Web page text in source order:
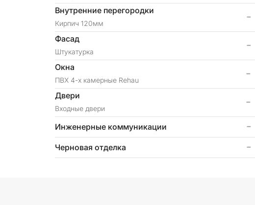
Внутренние перегородки
Кирпич 120мм -
Фасад
Штукатурка -
Окна
ПВХ 4-х камерные Rehau -
Двери
Входные двери -
Инженерные коммуникации -
Черновая отделка -